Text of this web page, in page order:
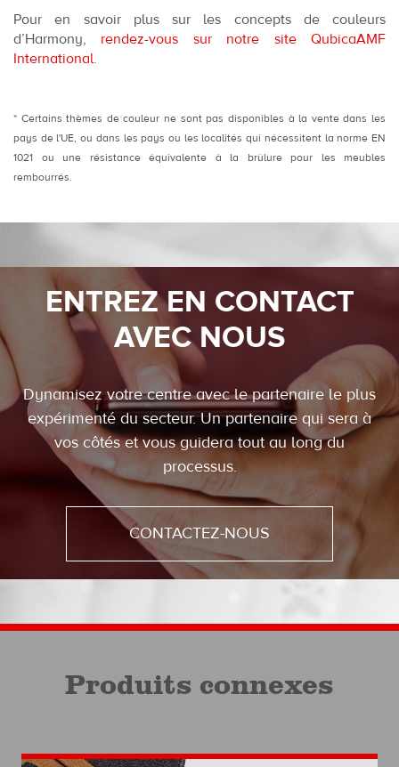
Pour en savoir plus sur les concepts de couleurs
d’Harmony, rendez-vous sur notre site QubicaAMF
International.
* Certains thèmes de couleur ne sont pas disponibles à la vente dans les
pays de l'UE, ou dans les pays ou les localités qui nécessitent la norme EN
1021 ou une résistance équivalente à la brûlure pour les meubles
rembourrés.
ENTREZ EN CONTACT
AVEC NOUS
Dynamisez votre centre avec le partenaire le plus
expérimenté du secteur. Un partenaire qui sera à
vos côtés et vous guidera tout au long du
processus.
CONTACTEZ-NOUS
Produits connexes